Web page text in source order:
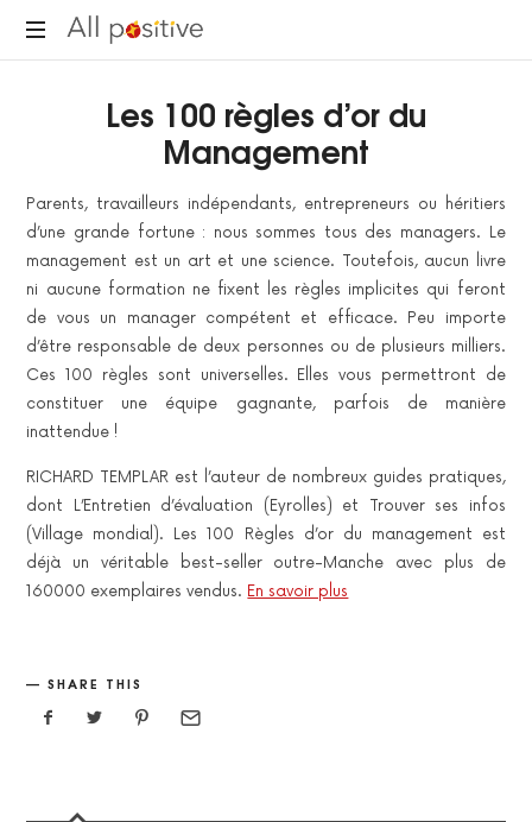
All
Les 100 règles d’or du
Management
Parents, travailleurs indépendants, entrepreneurs ou héritiers
d’une grande fortune : nous sommes tous des managers. Le
management est un art et une science. Toutefois, aucun livre
ni aucune formation ne fixent les règles implicites qui feront
de vous un manager compétent et efficace. Peu importe
d’être responsable de deux personnes ou de plusieurs milliers.
Ces 100 règles sont universelles. Elles vous permettront de
constituer une équipe gagnante, parfois de manière
inattendue !
RICHARD TEMPLAR est l’auteur de nombreux guides pratiques,
dont L’Entretien d’évaluation (Eyrolles) et Trouver ses infos
(Village mondial). Les 100 Règles d’or du management est
déjà un véritable best-seller outre-Manche avec plus de
160000 exemplaires vendus. En savoir plus
SHARE THIS